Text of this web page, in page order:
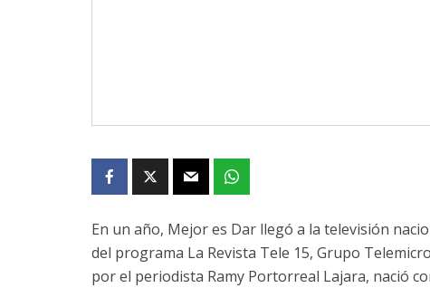
En un año, Mejor es Dar llegó a la televisión
del programa La Revista Tele 15, Grupo
por el periodista Ramy Portorreal Lajara, nació